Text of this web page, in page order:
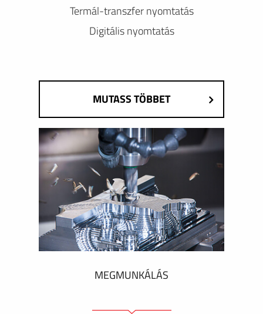
Termál-transzfer nyomtatás
Digitális nyomtatás
MUTASS TÖBBET
MEGMUNKÁLÁS